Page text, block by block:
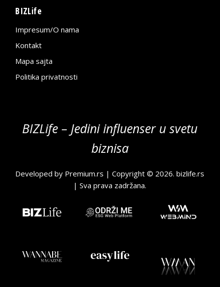
BIZLife
Impresum/O nama
Kontakt
Mapa sajta
Politika privatnosti
BIZLife – Jedini influenser u svetu
biznisa
Developed by Premium.rs | Copyright © 2026.bizlife.rs
| Sva prava zadržana.